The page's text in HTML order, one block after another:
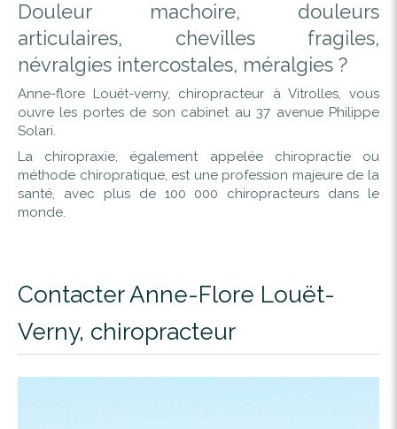
Douleur machoire, douleurs
articulaires, chevilles fragiles,
névralgies intercostales, méralgies ?
Anne-flore Louët-verny, chiropracteur à Vitrolles, vous
ouvre les portes de son cabinet au 37 avenue Philippe
Solari.
La chiropraxie, également appelée chiropractie ou
méthode chiropratique, est une profession majeure de la
santé, avec plus de 100 000 chiropracteurs dans le
monde.
Contacter Anne-Flore Louët-
Verny, chiropracteur